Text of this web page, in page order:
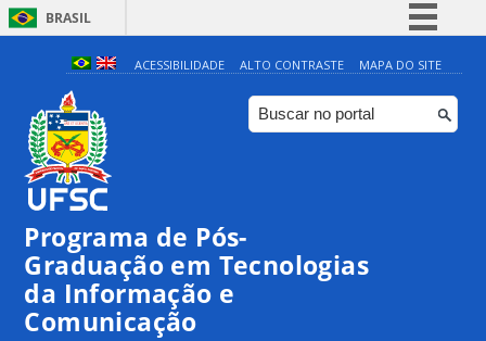
BRASIL
Simplifique!
Comunica BR
Participe
ACESSIBILIDADE ALTO CONTRASTE MAPA DO SITE
Programa de Pós-
Graduação em Tecnologias
da Informação e
Comunicação